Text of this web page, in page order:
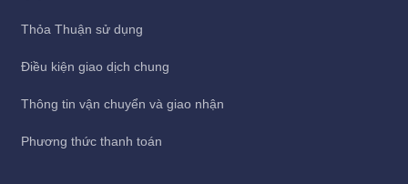
Thỏa Thuận sử dụng
Điều kiện giao dịch chung
Thông tin vận chuyển và giao nhận
Phương thức thanh toán